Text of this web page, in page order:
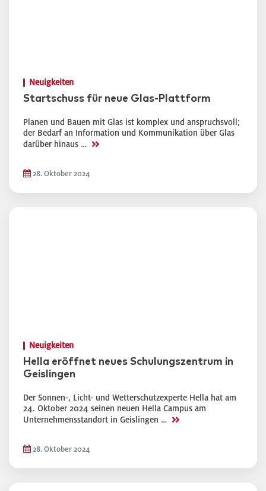
Neuigkeiten
Startschuss für neue Glas-Plattform
Planen und Bauen mit Glas ist komplex und anspruchsvoll;
der Bedarf an Information und Kommunikation über Glas
darüber hinaus … >>
28. Oktober 2024
Neuigkeiten
Hella eröffnet neues Schulungszentrum in
Geislingen
Der Sonnen-, Licht- und Wetterschutzexperte Hella hat am
24. Oktober 2024 seinen neuen Hella Campus am
Unternehmensstandort in Geislingen … >>
28. Oktober 2024